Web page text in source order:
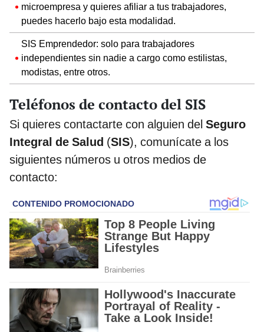
microempresa y quieres afiliar a tus trabajadores,
puedes hacerlo bajo esta modalidad.
SIS Emprendedor: solo para trabajadores
independientes sin nadie a cargo como estilistas,
modistas, entre otros.
Teléfonos de contacto del SIS
Si quieres contactarte con alguien del Seguro
Integral de Salud (SIS), comunícate a los
siguientes números u otros medios de
contacto: